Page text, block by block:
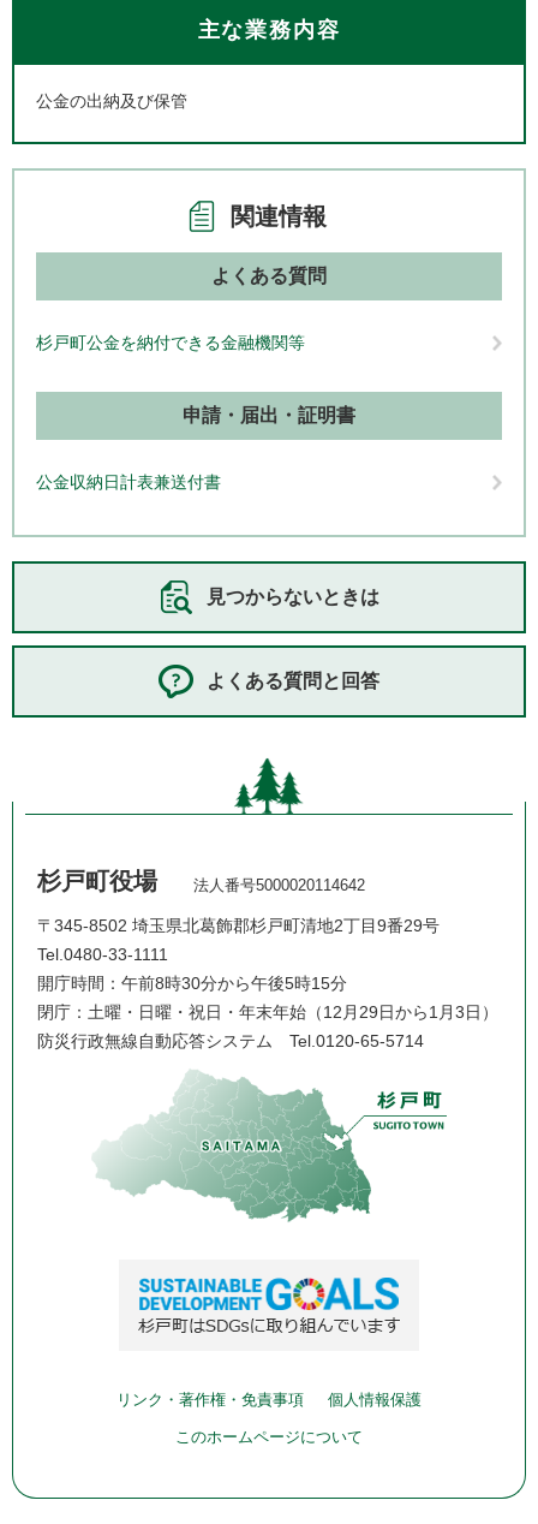
主な業務内容
公金の出納及び保管
関連情報
よくある質問
杉戸町公金を納付できる金融機関等
申請・届出・証明書
公金収納日計表兼送付書
見つからないときは
よくある質問と回答
杉戸町役場 法人番号5000020114642
〒345-8502 埼玉県北葛飾郡杉戸町清地2丁目9番29号
Tel.0480-33-1111
開庁時間：午前8時30分から午後5時15分
閉庁：土曜・日曜・祝日・年末年始（12月29日から1月3日）
防災行政無線自動応答システム Tel.0120-65-5714
リンク・著作権・免責事項 個人情報保護
このホームページについて